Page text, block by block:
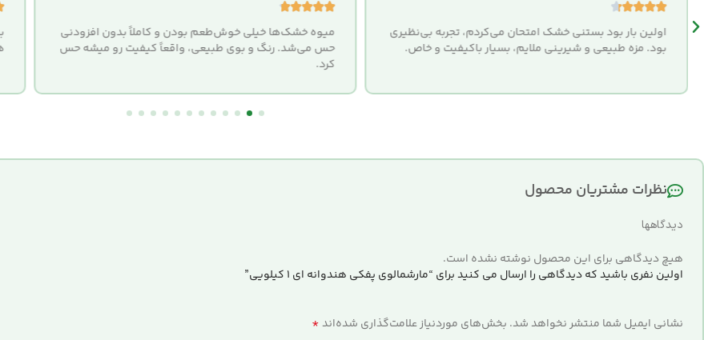





اولین بار بود بستنی خشک امتحان می‌کردم، تجربه بی‌نظیری
بود. مزه طبیعی و شیرینی ملایم، بسیار باکیفیت و خاص.





میوه خشک‌ها خیلی خوش‌طعم بودن و کاملاً بدون افزودنی
حس می‌شد. رنگ و بوی طبیعی، واقعاً کیفیت رو میشه حس
کرد.
نظرات مشتریان محصول
دیدگاهها
هیچ دیدگاهی برای این محصول نوشته نشده است.
اولین نفری باشید که دیدگاهی را ارسال می کنید برای “مارشمالوی پفکی هندوانه ای 1 کیلویی”
نشانی ایمیل شما منتشر نخواهد شد. بخش‌های موردنیاز علامت‌گذاری شده‌اند*